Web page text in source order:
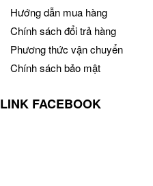
Hướng dẫn mua hàng
Chính sách đổi trả hàng
Phương thức vận chuyển
Chính sách bảo mật
LINK FACEBOOK